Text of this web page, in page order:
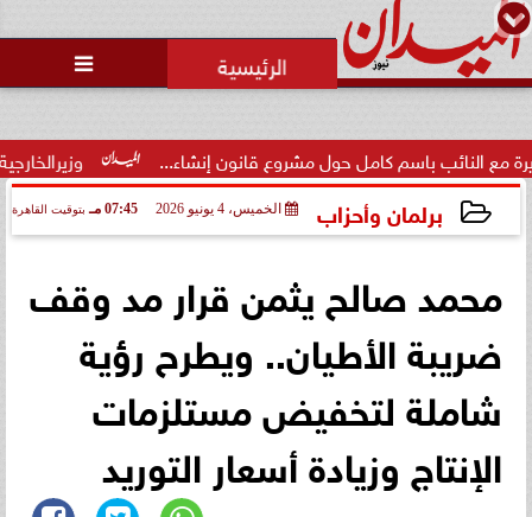

وزيرالخارجية : القدس والضفة حول مشروع قانون إنشاء...
برلمان وأحزاب الخميس، 4 يونيو 2026 07:45 مـ بتوقيت القاهرة
محمد صالح يثمن قرار مد وقف
ضريبة الأطيان.. ويطرح رؤية
شاملة لتخفيض مستلزمات
الإنتاج وزيادة أسعار التوريد
الاتحاد العربي للتطوع يرعى
مسابقة وسام الخير